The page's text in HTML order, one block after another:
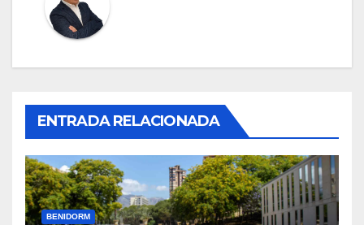
ENTRADA RELACIONADA
BENIDORM